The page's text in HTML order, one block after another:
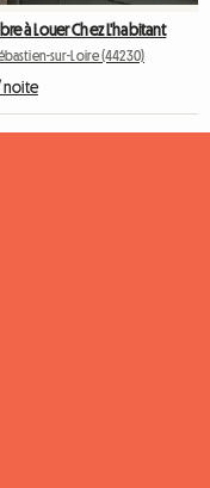
à Louer Chez L'habitant
sur-Loire (44230)
noite